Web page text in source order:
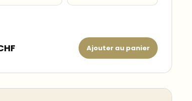
Ajouter au panier